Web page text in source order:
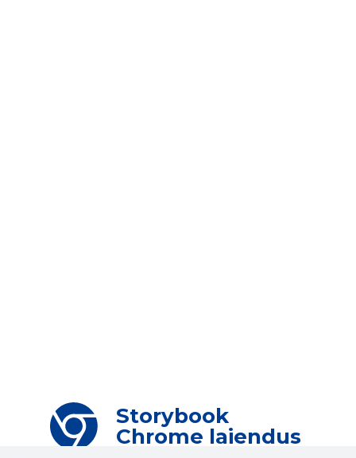
Storybook
Chrome laiendus